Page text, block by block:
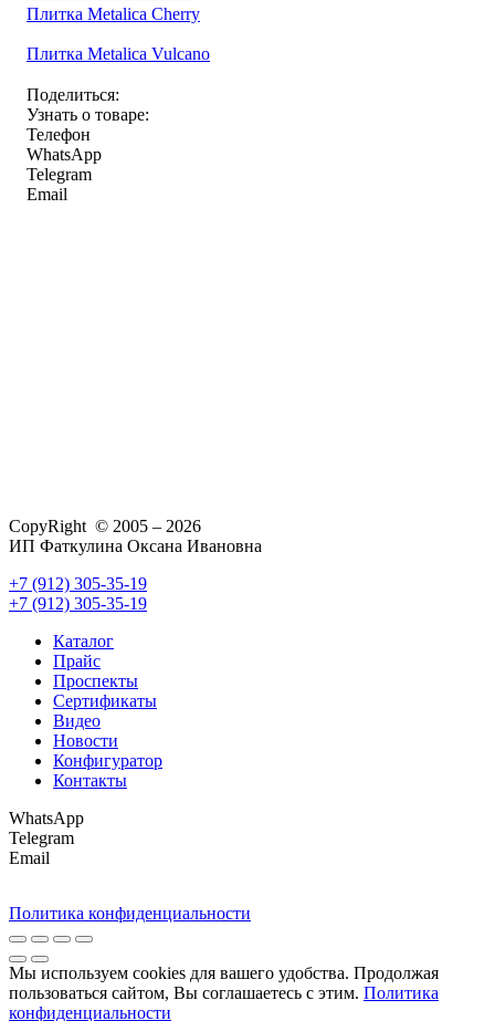
Плитка Metalica Cherry
Плитка Metalica Vulcano
Поделиться:
Узнать о товаре:
Телефон
WhatsApp
Telegram
Email
CopyRight © 2005 – 2026
ИП Фаткулина Оксана Ивановна
+7 (912) 305-35-19
+7 (912) 305-35-19
Каталог
Прайс
Проспекты
Сертификаты
Видео
Новости
Конфигуратор
Контакты
WhatsApp
Telegram
Email
Политика конфиденциальности
Мы используем cookies для вашего удобства. Продолжая
пользоваться сайтом, Вы соглашаетесь с этим. Политика
конфиденциальности